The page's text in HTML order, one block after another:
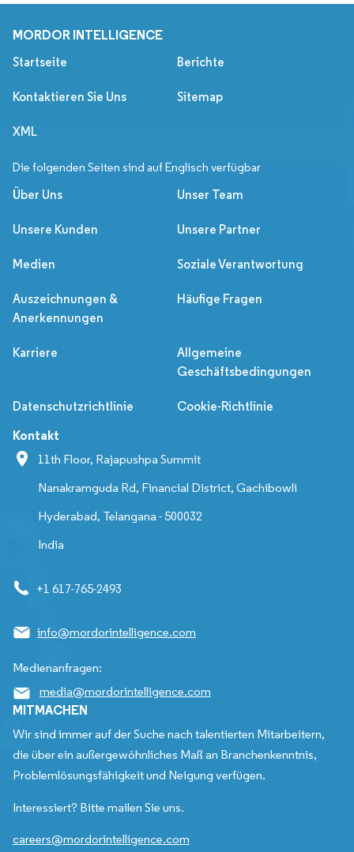
MORDOR INTELLIGENCE
Startseite Berichte
Kontaktieren Sie Uns Sitemap
XML
Die folgenden Seiten sind auf Englisch verfügbar
Über Uns Unser Team
Unsere Kunden Unsere Partner
Medien Soziale Verantwortung
Auszeichnungen &
Anerkennungen
Häufige Fragen
Karriere
Allgemeine
Geschäftsbedingungen
Datenschutzrichtlinie Cookie-Richtlinie
Kontakt
11th Floor, Rajapushpa Summit
Nanakramguda Rd, Financial District, Gachibowli
Hyderabad, Telangana - 500032
India
+1 617-765-2493
info@mordorintelligence.com
Medienanfragen:
media@mordorintelligence.com
MITMACHEN
Wir sind immer auf der Suche nach talentierten Mitarbeitern,
die über ein außergewöhnliches Maß an Branchenkenntnis,
Problemlösungsfähigkeit und Neigung verfügen.
Interessiert? Bitte mailen Sie uns.
careers@mordorintelligence.com